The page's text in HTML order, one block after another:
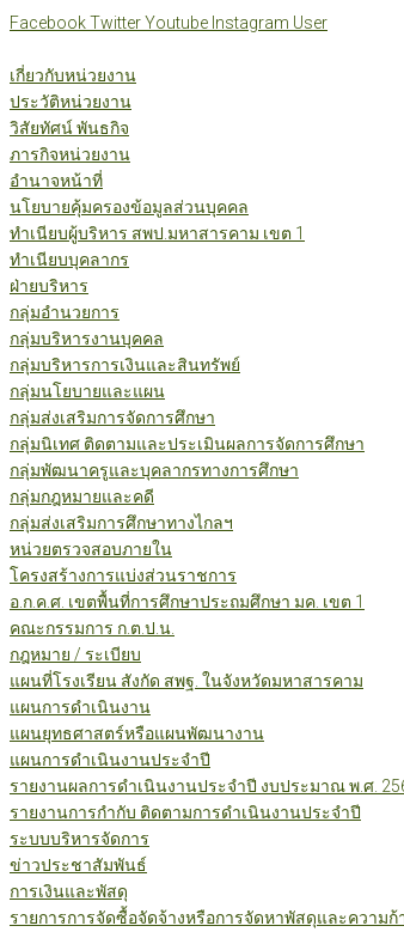
Skip
content
FacebookTwitterYoutube Instagram User
เกี่ยวกับหน่วยงาน
ประวัติหน่วยงาน
วิสัยทัศน์ พันธกิจ
ภารกิจหน่วยงาน
อำนาจหน้าที่
นโยบายคุ้มครองข้อมูลส่วนบุคคล
ทำเนียบผู้บริหาร สพป.มหาสารคาม เขต 1
ทำเนียบบุคลากร
ฝ่ายบริหาร
กลุ่มอำนวยการ
กลุ่มบริหารงานบุคคล
กลุ่มบริหารการเงินและสินทรัพย์
กลุ่มนโยบายและแผน
กลุ่มส่งเสริมการจัดการศึกษา
กลุ่มนิเทศ ติดตามและประเมินผลการจัดการศึกษา
กลุ่มพัฒนาครูและบุคลากรทางการศึกษา
กลุ่มกฎหมายและคดี
กลุ่มส่งเสริมการศึกษาทางไกลฯ
หน่วยตรวจสอบภายใน
โครงสร้างการแบ่งส่วนราชการ
อ.ก.ค.ศ. เขตพื้นที่การศึกษาประถมศึกษา มค. เขต 1
คณะกรรมการ ก.ต.ป.น.
กฎหมาย / ระเบียบ
แผนที่โรงเรียน สังกัด สพฐ. ในจังหวัดมหาสารคาม
แผนการดำเนินงาน
แผนยุทธศาสตร์หรือแผนพัฒนางาน
แผนการดำเนินงานประจำปี
รายงานผลการดำเนินงานประจำปี งบประมาณ พ.ศ.
รายงานการกำกับ ติดตามการดำเนินงานประจำปี
ระบบบริหารจัดการ
ข่าวประชาสัมพันธ์
การเงินและพัสดุ
รายการการจัดซื้อจัดจ้างหรือการจัดหาพัสดุและความ